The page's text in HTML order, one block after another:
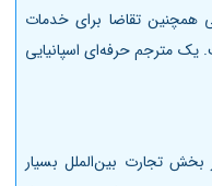
همچنین تقاضا برای خدمات
یک مترجم حرفه‌ای اسپانیایی
بخش تجارت بین‌الملل بسیار